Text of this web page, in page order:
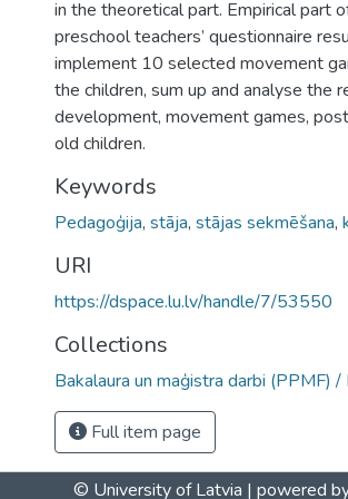
in the theoretical part. Empirical part
preschool teachers’ questionnaire
implement 10 selected movement
the children, sum up and analyse the
development, movement games,
old children.
Keywords
Pedagoģija, stāja, stājas sekmēšana,
URI
https://dspace.lu.lv/handle/7/53550
Collections
Bakalaura un maģistra darbi (PPMF)
Full item page
© University of Latvia | powered